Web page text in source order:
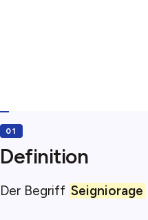
Definition
Der Begriff Seigniorage